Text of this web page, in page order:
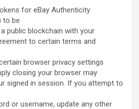
for eBay Authenticity
to be
public blockchain with your
to certain terms and
browser privacy settings
closing your browser may
signed in session. If you attempt to
or username, update any other